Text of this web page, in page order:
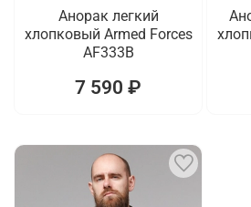
Анорак легкий
хлопковый Armed Forces
AF333B
7 590 ₽